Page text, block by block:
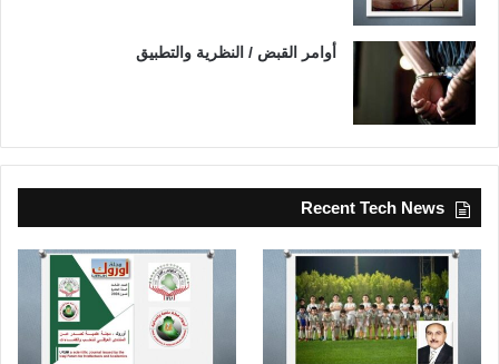
أوامر القبض / النظرية والتطبيق
Recent Tech News